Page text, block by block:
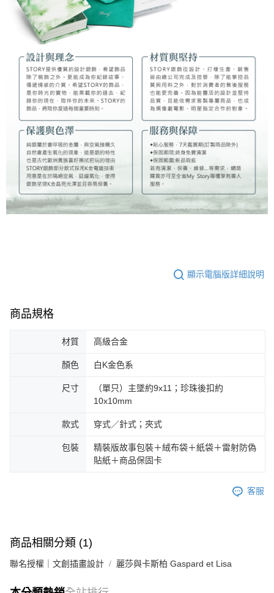
顯示電腦版詳細說明
商品規格
材質 高級合金
顏色 白K金色系
尺寸
（單只）主墜約9x11；珍珠後扣約
10x10mm
款式 穿式／針式；夾式
包裝
精裝版故事包裝＋絨布袋＋紙袋＋雷射防偽
貼紙＋商品保固卡
客服
商品相關分類 (1)
聯名授權｜文創插畫設計 麗莎與卡斯柏 Gaspard et Lisa